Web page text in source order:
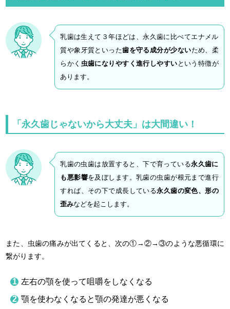
乳歯は生えて３年ほどは、永久歯に比べてエナメル
質や象牙質といった歯を守る成分が少ないため、柔
らかく 虫歯になりやすく進行しやすい という特徴が
あります。
「永久歯じゃないから大丈夫」は大間違い！
乳歯の虫歯は放置すると、下で育っている永久歯に
も悪影響を及ぼします。乳歯の虫歯が根元まで進行
すれば、その下で成長している永久歯の変色、形の
歪みなどを起こします。
また、虫歯の痛みが出てくると、次の①→②→③のような悪循環に
繋がります。
左右の顎を使って咀嚼をしなくなる
顎を使わなくなると顎の発達が悪くなる